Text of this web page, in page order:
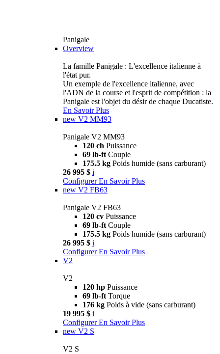
Panigale
Overview
La famille Panigale : L'excellence italienne à
l'état pur.
Un exemple de l'excellence italienne, avec
l'ADN de la course et l'esprit de compétition : la
Panigale est l'objet du désir de chaque Ducatiste.
En Savoir Plus
new V2 MM93
Panigale V2 MM93
120 ch Puissance
69 lb-ft Couple
175.5 kg Poids humide (sans carburant)
26 995 $ i
Configurer En Savoir Plus
new V2 FB63
Panigale V2 FB63
120 cv Puissance
69 lb-ft Couple
175.5 kg Poids humide (sans carburant)
26 995 $ i
Configurer En Savoir Plus
V2
V2
120 hp Puissance
69 lb-ft Torque
176 kg Poids à vide (sans carburant)
19 995 $ i
Configurer En Savoir Plus
new V2 S
V2 S